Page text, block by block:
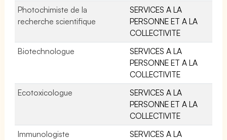
Photochimiste de la
recherche scientifique
SERVICES A LA
PERSONNE ET A LA
COLLECTIVITE
Biotechnologue
SERVICES A LA
PERSONNE ET A LA
COLLECTIVITE
Ecotoxicologue
SERVICES A LA
PERSONNE ET A LA
COLLECTIVITE
Immunologiste
SERVICES A LA